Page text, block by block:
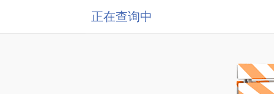
正在查询中